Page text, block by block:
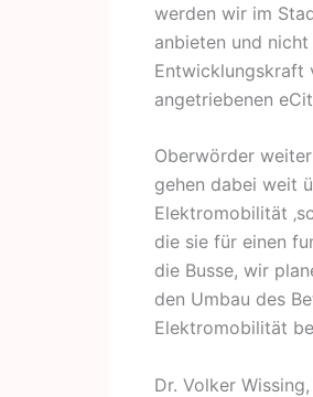
werden wir im
anbieten und
Entwicklungskraft
angetriebenen
Oberwörder
gehen dabei weit
Elektromobilität
die sie für einen
die Busse, wir
den Umbau des
Elektromobilität
Dr. Volker